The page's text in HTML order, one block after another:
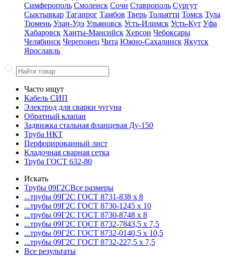
Симферополь Смоленск Сочи Ставрополь Сургут
Сыктывкар Таганрог Тамбов Тверь Тольятти Томск Тула
Тюмень Улан-Удэ Ульяновск Усть-Илимск Усть-Кут Уфа
Хабаровск Ханты-Мансийск Херсон Чебоксары
Челябинск Череповец Чита Южно-Сахалинск Якутск
Ярославль
Часто ищут
Кабель СИП
Электрод для сварки чугуна
Обратный клапан
Задвижка стальная фланцевая Ду-150
Труба НКТ
Перфорированный лист
Кладочная сварная сетка
Труба ГОСТ 632-80
Искать
Трубы 09Г2СВсе размеры
...трубы 09Г2С ГОСТ 8731-838 x 8
...трубы 09Г2С ГОСТ 8730-1245 x 10
...трубы 09Г2С ГОСТ 8730-8748 x 8
...трубы 09Г2С ГОСТ 8732-7843,5 x 7,5
...трубы 09Г2С ГОСТ 8732-0140,5 x 10,5
...трубы 09Г2С ГОСТ 8732-227,5 x 7,5
Все результаты